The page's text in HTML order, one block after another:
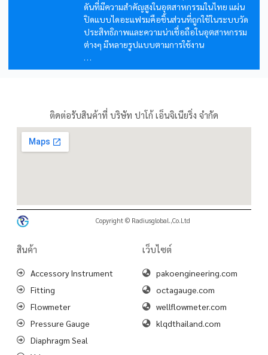
ดันที่มีความสำคัญสูงในอุตสาหกรรมในไทย แผ่น
ปิดแบบไดอะแฟรมคือชิ้นส่วนที่ถูกใช้ในระบบวัด
ประสิทธิภาพและความน่าเชื่อถือในอุตสาหกรรม
ต่างๆ มีหลายรูปแบบตามการใช้งาน
...
ติดต่อรับสินค้าที่ บริษัท ปาโก้ เอ็นจิเนียริ่ง จำกัด
Copyright © Radiusglobal.,Co.Ltd
สินค้า
Accessory Instrument
Fitting
Flowmeter
Pressure Gauge
Diaphragm Seal
เว็บไซต์
pakoengineering.com
octagauge.com
wellflowmeter.com
klqdthailand.com